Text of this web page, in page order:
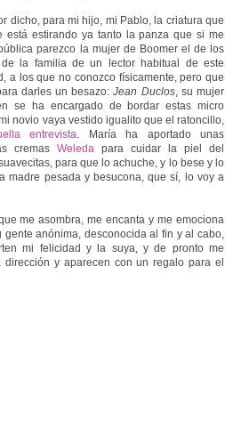
dicho, para mi hijo, mi Pablo, la criatura que
está estirando ya tanto la panza que si me
parezco la mujer de Boomer el de los
la familia de un lector habitual de este
a los que no conozco físicamente, pero que
darles un besazo:Jean Duclos, su mujer
se ha encargado de bordar estas micro
novio vaya vestido igualito que el ratoncillo,
entrevista. María ha aportado unas
cremas Weleda para cuidar la piel del
para que lo achuche, y lo bese y lo
madre pesada y besucona, que sí, lo voy a
me asombra, me encanta y me emociona
anónima, desconocida al fin y al cabo,
mi felicidad y la suya, y de pronto me
y aparecen con un regalo para el